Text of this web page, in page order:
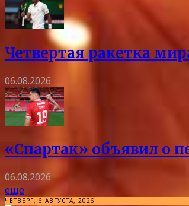
Четвертая ракетка
06.08.2026
«Спартак» объявил о
06.08.2026
еще
ЧЕТВЕРГ, 6 АВГУСТА, 2026